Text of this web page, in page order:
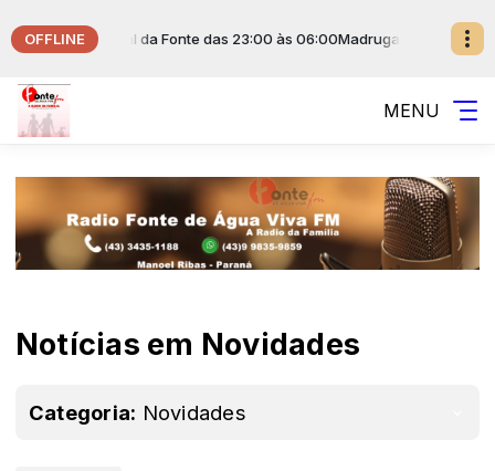
OFFLINE
com Musical da Fonte das 23:00 às 06:00Madrugada Fonte de
MENU
Notícias em Novidades
Categoria: Novidades